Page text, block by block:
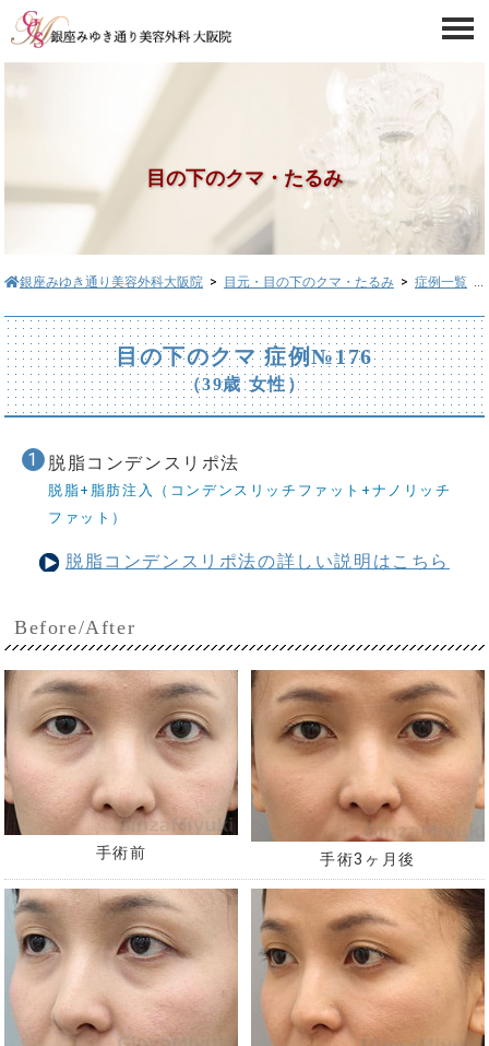
目の下のクマ・たるみ
銀座みゆき通り美容外科大阪院 > 目元・目の下のクマ・たるみ > 症例一覧
目の下のクマ 症例№176
（39歳 女性）
脱脂コンデンスリポ法
脱脂+脂肪注入（コンデンスリッチファット+ナノリッチ
ファット）
脱脂コンデンスリポ法の詳しい説明はこちら
Before/After
手術前 手術3ヶ月後